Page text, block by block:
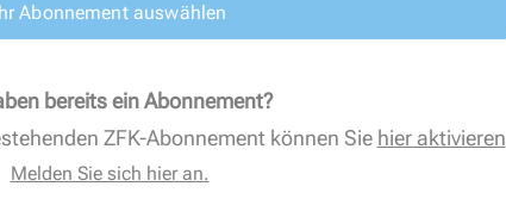
Abonnement auswählen
bereits ein Abonnement?
ZFK-Abonnement können Sie hier aktivieren
Melden Sie sich hier an.